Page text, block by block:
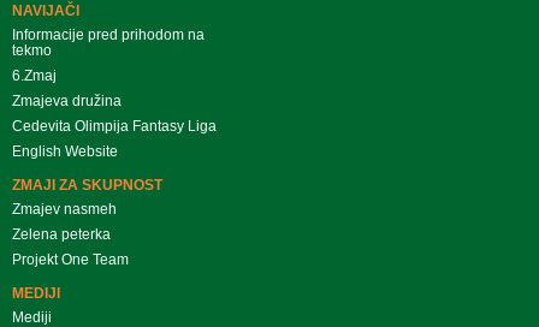
NAVIJAČI
Informacije pred prihodom na
tekmo
6.Zmaj
Zmajeva družina
Cedevita Olimpija Fantasy Liga
English Website
ZMAJI ZA SKUPNOST
Zmajev nasmeh
Zelena peterka
Projekt One Team
MEDIJI
Mediji